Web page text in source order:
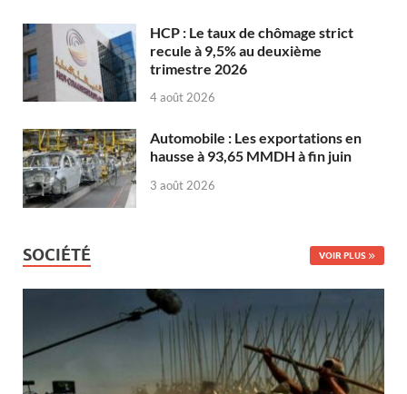
HCP : Le taux de chômage strict
recule à 9,5% au deuxième
trimestre 2026
4 août 2026
Automobile : Les exportations en
hausse à 93,65 MMDH à fin juin
3 août 2026
SOCIÉTÉ VOIR PLUS